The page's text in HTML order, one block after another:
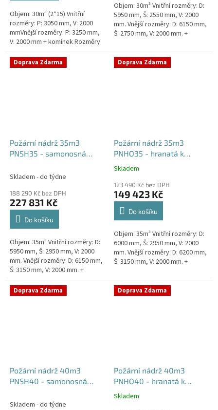
Objem: 30m³ (2*15) Vnitřní
rozměry: P: 3050 mm, V: 2000
mmVnější rozměry: P: 3250 mm,
V: 2000 mm + komínek Rozměry
nádrže možno jakkoliv upravit -
vyrobíme nádrž na...
hvězdiček.
Objem: 30m³ Vnitřní rozměry: D:
5950 mm, Š: 2550 mm, V: 2000
mm. Vnější rozměry: D: 6150 mm,
Š: 2750 mm, V: 2000 mm. +
týdny od objednávky....
Doprava Zdarma
Požární nádrž 35m3
PNSH35 - samonosná
Skladem - do týdne
188 290 Kč bez DPH
227 831 Kč
Do košíku
Objem: 35m³ Vnitřní rozměry: D:
5950 mm, Š: 2950 mm, V: 2000
mm. Vnější rozměry: D: 6150 mm,
Š: 3150 mm, V: 2000 mm. +
komínek. Běžná doba dodání 2-3
týdny od objednávky....
Doprava Zdarma
Požární nádrž 35m3
PNHO35 - hranatá k
obetonování
Průměrné
produktu
je
5,0
hvězdiček.
Skladem
123 490 Kč bez DPH
149 423 Kč
Do košíku
Objem: 35m³ Vnitřní rozměry: D:
6000 mm, Š: 2950 mm, V: 2000
mm. Vnější rozměry: D: 6200 mm,
Š: 3150 mm, V: 2000 mm. +
týdny od objednávky....
Doprava Zdarma
Požární nádrž 40m3
PNSH40 - samonosná
Skladem - do týdne
Doprava Zdarma
Požární nádrž 40m3
PNHO40 - hranatá k
obetonování
Průměrné
Skladem